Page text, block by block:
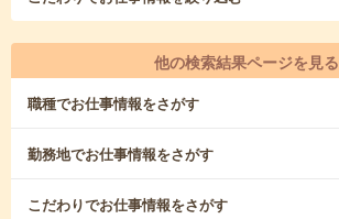
他の検索結果ページを見る
職種でお仕事情報をさがす
勤務地でお仕事情報をさがす
こだわりでお仕事情報をさがす